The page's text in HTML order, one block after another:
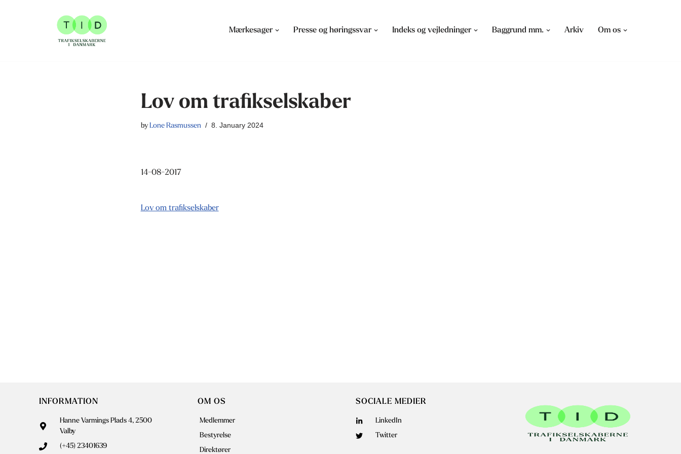
Mærkesager Presse og høringssvar Indeks og vejledninger Baggrund mm. Arkiv Om os
Lov om trafikselskaber
by Lone Rasmussen 8. January 2024
14-08-2017
Lov om trafikselskaber
INFORMATION
Hanne Varmings Plads 4, 2500
Valby
(+45) 23401639
OM OS
Medlemmer
Bestyrelse
Direktører
SOCIALE MEDIER
LinkedIn
Twitter